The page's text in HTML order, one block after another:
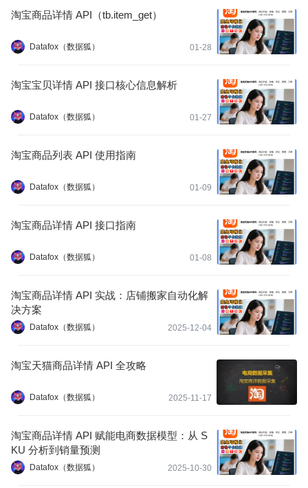
淘宝商品详情 API（tb.item_get）
Datafox（数据狐） 01-28
淘宝宝贝详情 API 接口核心信息解析
Datafox（数据狐） 01-27
淘宝商品列表 API 使用指南
Datafox（数据狐） 01-09
淘宝商品详情 API 接口指南
Datafox（数据狐） 01-08
淘宝商品详情 API 实战：店铺搬家自动化解
决方案
Datafox（数据狐） 2025-12-04
淘宝天猫商品详情 API 全攻略
Datafox（数据狐） 2025-11-17
淘宝商品详情 API 赋能电商数据模型：从 S
KU 分析到销量预测
Datafox（数据狐） 2025-10-30